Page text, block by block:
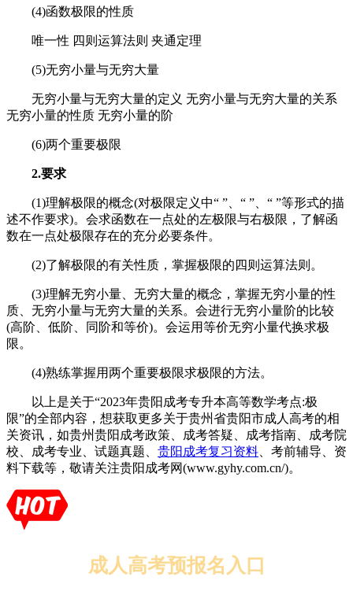
(4)函数极限的性质
唯一性 四则运算法则 夹通定理
(5)无穷小量与无穷大量
无穷小量与无穷大量的定义 无穷小量与无穷大量的关系
无穷小量的性质 无穷小量的阶
(6)两个重要极限
2.要求
(1)理解极限的概念(对极限定义中“ ”、“ ”、“ ”等形式的描
述不作要求)。会求函数在一点处的左极限与右极限，了解函
数在一点处极限存在的充分必要条件。
(2)了解极限的有关性质，掌握极限的四则运算法则。
(3)理解无穷小量、无穷大量的概念，掌握无穷小量的性
质、无穷小量与无穷大量的关系。会进行无穷小量阶的比较
(高阶、低阶、同阶和等价)。会运用等价无穷小量代换求极
限。
(4)熟练掌握用两个重要极限求极限的方法。
以上是关于“2023年贵阳成考专升本高等数学考点:极
限”的全部内容，想获取更多关于贵州省贵阳市成人高考的相
关资讯，如贵州贵阳成考政策、成考答疑、成考指南、成考院
校、成考专业、试题真题、 贵阳成考复习资料 、考前辅导、资
料下载等，敬请关注贵阳成考网(www.gyhy.com.cn/)。
成人高考预报名入口